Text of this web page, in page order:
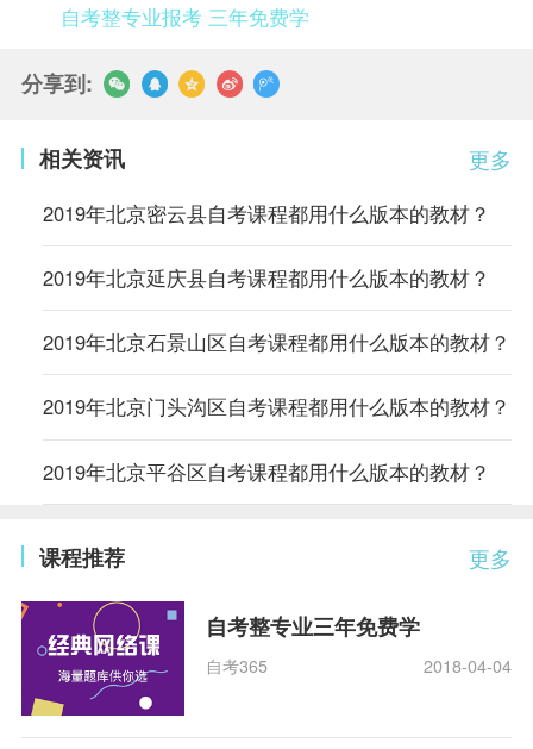
自考整专业报考 三年免费学
分享到:
更多
相关资讯
2019年北京密云县自考课程都用什么版本的教材？
2019年北京延庆县自考课程都用什么版本的教材？
2019年北京石景山区自考课程都用什么版本的教材？
2019年北京门头沟区自考课程都用什么版本的教材？
2019年北京平谷区自考课程都用什么版本的教材？
更多
课程推荐
自考整专业三年免费学
自考365 2018-04-04